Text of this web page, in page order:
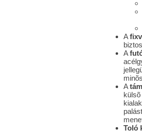
A
A
A
Toló